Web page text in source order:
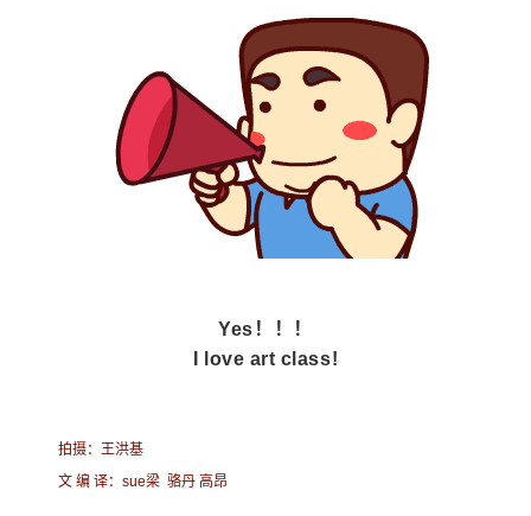
Yes！！！
I love art class!
拍摄：王洪基
文 编 译：sue梁 骆丹 高昂